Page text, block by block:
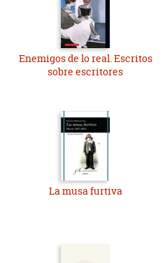
Enemigos de lo real. Escritos
sobre escritores
La musa furtiva